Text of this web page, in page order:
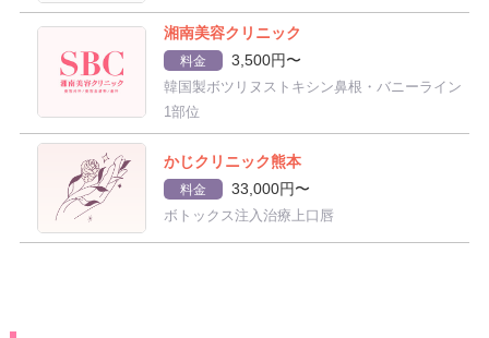
湘南美容クリニック
料金 3,500円〜
韓国製ボツリヌストキシン鼻根・バニーライン
1部位
かじクリニック熊本
料金 33,000円〜
ボトックス注入治療上口唇